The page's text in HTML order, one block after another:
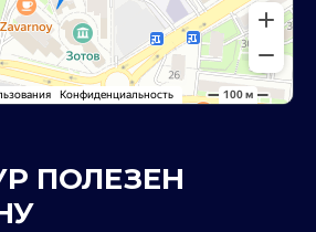
ПОЛЕЗЕН